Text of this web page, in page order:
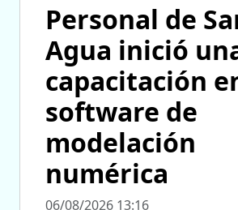
Personal de
Agua inició
capacitación
software de
modelación
numérica
06/08/2026 13:16